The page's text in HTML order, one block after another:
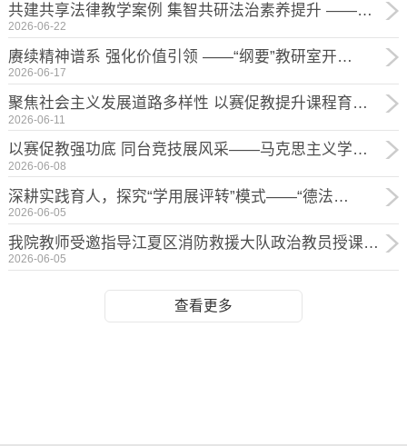
共建共享法律教学案例 集智共研法治素养提升 ——…
2026-06-22
赓续精神谱系 强化价值引领 ——“纲要”教研室开…
2026-06-17
聚焦社会主义发展道路多样性 以赛促教提升课程育…
2026-06-11
以赛促教强功底 同台竞技展风采——马克思主义学…
2026-06-08
深耕实践育人，探究“学用展评转”模式——“德法…
2026-06-05
我院教师受邀指导江夏区消防救援大队政治教员授课…
2026-06-05
查看更多